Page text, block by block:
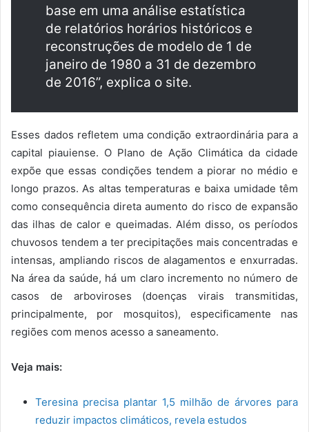
base em uma análise estatística
de relatórios horários históricos e
reconstruções de modelo de 1 de
janeiro de 1980 a 31 de dezembro
de 2016”, explica o site.
Esses dados refletem uma condição extraordinária para a
capital piauiense. O Plano de Ação Climática da cidade
expõe que essas condições tendem a piorar no médio e
longo prazos. As altas temperaturas e baixa umidade têm
como consequência direta aumento do risco de expansão
das ilhas de calor e queimadas. Além disso, os períodos
chuvosos tendem a ter precipitações mais concentradas e
intensas, ampliando riscos de alagamentos e enxurradas.
Na área da saúde, há um claro incremento no número de
casos de arboviroses (doenças virais transmitidas,
principalmente, por mosquitos), especificamente nas
regiões com menos acesso a saneamento.
Veja mais:
Teresina precisa plantar 1,5 milhão de árvores para
reduzir impactos climáticos, revela estudos